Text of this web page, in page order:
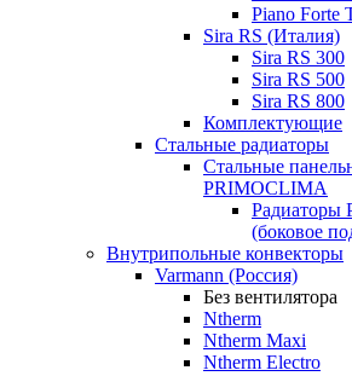
Piano Forte
Sira RS (Италия)
Sira RS 300
Sira RS 500
Sira RS 800
Комплектующие
Стальные радиаторы
Стальные
PRIMOCLIMA
Радиаторы
(боковое
Внутрипольные конвекторы
Varmann (Россия)
Без вентилятора
Ntherm
Ntherm Maxi
Ntherm Electro